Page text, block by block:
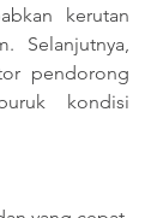
kerutan
Selanjutnya,
pendorong
kondisi